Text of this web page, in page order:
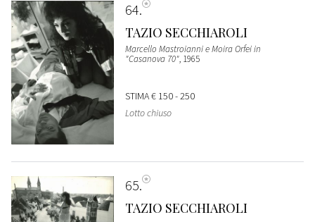
64
TAZIO SECCHIAROLI
Marcello Mastroianni e Moira Orfei in
"Casanova 70", 1965
STIMA€ 150 - 250
Lotto chiuso
65
TAZIO SECCHIAROLI